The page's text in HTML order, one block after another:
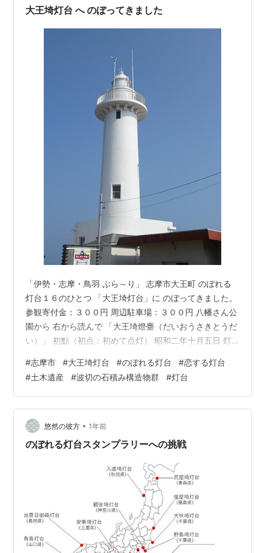
大王埼灯台 へ のぼってきました
「伊勢・志摩・鳥羽 ぶら～り」 志摩市大王町 のぼれる
灯台１６のひとつ 「大王埼灯台」に のぼってきました。
参観寄付金：３００円 周辺駐車場：３００円 八幡さん公
園から 右から読んで 「大王埼燈臺（だいおうさきとうだ
い）」 初點（初点：初めて点灯） 昭和二年十月五日 灯
灯台」認定 一般社団法人日本ロマンチスト協会（本部：
長崎県雲仙市愛野町）と 日本財団（東京都港区）が共同
で実施するプロジェクトで、灯台を 「ふたりの未来を見
つめる場所」として定義することで 「ロマンスの聖地」
へと再価値化していきます。 日本全国の灯台から、ロマ
ンスの聖地にふ…
#志摩市 #大王埼灯台 #のぼれる灯台 #恋する灯台
#土木遺産 #波切の石積み構造物群 #灯台
悠然の彼方 • 1年前
のぼれる灯台スタンプラリーへの挑戦